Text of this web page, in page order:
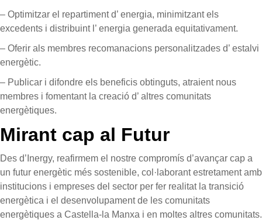
– Optimitzar el repartiment d’ energia, minimitzant els
excedents i distribuint l’ energia generada equitativament.
– Oferir als membres recomanacions personalitzades d’ estalvi
energètic.
– Publicar i difondre els beneficis obtinguts, atraient nous
membres i fomentant la creació d’ altres comunitats
energètiques.
Mirant cap al Futur
Des d’Inergy, reafirmem el nostre compromís d’avançar cap a
un futur energètic més sostenible, col·laborant estretament amb
institucions i empreses del sector per fer realitat la transició
energètica i el desenvolupament de les comunitats
energètiques a Castella-la Manxa i en moltes altres comunitats.